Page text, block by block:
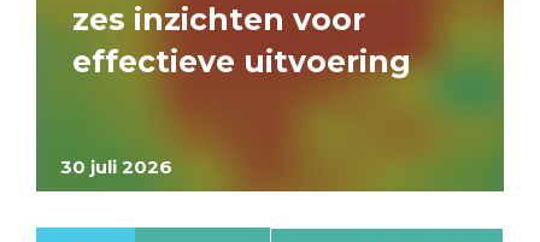
30 juli 2026
zes inzichten voor
effectieve uitvoering